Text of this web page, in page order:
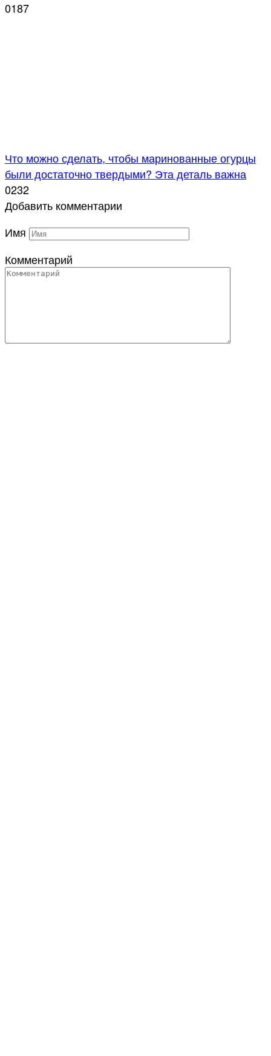
0187
Что можно сделать, чтобы маринованные огурцы
были достаточно твердыми? Эта деталь важна
0232
Добавить комментарии
Имя
Комментарий